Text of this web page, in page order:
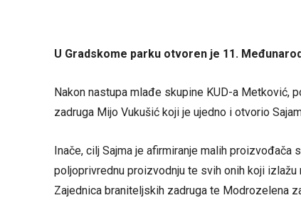
U Gradskome parku otvoren je 11.
Nakon nastupa mlađe skupine KUD-a Metković,
zadruga Mijo Vukušić koji je ujedno i otvorio
Inače, cilj Sajma je afirmiranje malih proizvođača
poljoprivrednu proizvodnju te svih onih koji
Zajednica braniteljskih zadruga te Modrozelena